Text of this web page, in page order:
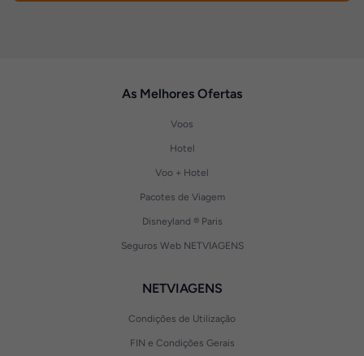
As Melhores Ofertas
Voos
Hotel
Voo + Hotel
Pacotes de Viagem
Disneyland ® Paris
Seguros Web NETVIAGENS
NETVIAGENS
Condições de Utilização
FIN e Condições Gerais